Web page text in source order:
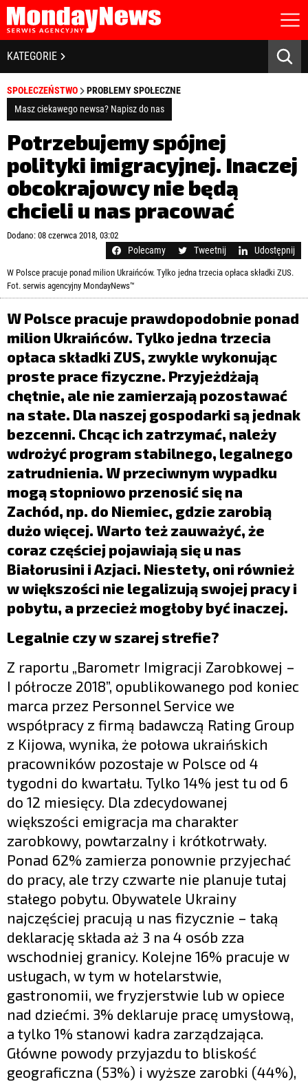
STRONA GŁÓWNA
O NAS
POLITYKA PRYWATNOŚCI
REGULAMIN
LICENCJA
REJESTRACJA
KONTAKT
Zapamiętaj mnie
Kliknij tutaj
KATEGORIE
BIZNES I GOSPODARKA
BANKOWOŚĆ I FINANSE
NOWE TECHNOLOGIE
SPOŁECZEŃSTWO
EDUKACJA
MEDIA
ZDROWIE I URODA
KULTURA
LIFESTYLE
OPINIE I KOMENTARZE
SPOŁECZEŃSTWO
PROBLEMY SPOŁECZNE
Masz ciekawego newsa? Napisz do nas
Potrzebujemy spójnej
polityki imigracyjnej. Inaczej
obcokrajowcy nie będą
chcieli u nas pracować
Dodano: 08 czerwca 2018, 03:02
Polecamy Tweetnij Udostępnij
W Polsce pracuje ponad milion Ukraińców. Tylko jedna trzecia opłaca składki ZUS.
Fot. serwis agencyjny MondayNews™
W Polsce pracuje prawdopodobnie ponad
milion Ukraińców. Tylko jedna trzecia
opłaca składki ZUS, zwykle wykonując
proste prace fizyczne. Przyjeżdżają
chętnie, ale nie zamierzają pozostawać
na stałe. Dla naszej gospodarki są jednak
bezcenni. Chcąc ich zatrzymać, należy
wdrożyć program stabilnego, legalnego
zatrudnienia. W przeciwnym wypadku
mogą stopniowo przenosić się na
Zachód, np. do Niemiec, gdzie zarobią
dużo więcej. Warto też zauważyć, że
coraz częściej pojawiają się u nas
Białorusini i Azjaci. Niestety, oni również
w większości nie legalizują swojej pracy i
pobytu, a przecież mogłoby być inaczej.
Legalnie czy w szarej strefie?
Z raportu „Barometr Imigracji Zarobkowej –
I półrocze 2018”, opublikowanego pod koniec
marca przez Personnel Service we
współpracy z firmą badawczą Rating Group
z Kijowa, wynika, że połowa ukraińskich
pracowników pozostaje w Polsce od 4
tygodni do kwartału. Tylko 14% jest tu od 6
do 12 miesięcy. Dla zdecydowanej
większości emigracja ma charakter
zarobkowy, powtarzalny i krótkotrwały.
Ponad 62% zamierza ponownie przyjechać
do pracy, ale trzy czwarte nie planuje tutaj
stałego pobytu. Obywatele Ukrainy
najczęściej pracują u nas fizycznie – taką
deklarację składa aż 3 na 4 osób zza
wschodniej granicy. Kolejne 16% pracuje w
usługach, w tym w hotelarstwie,
gastronomii, we fryzjerstwie lub w opiece
nad dziećmi. 3% deklaruje pracę umysłową,
a tylko 1% stanowi kadra zarządzająca.
Główne powody przyjazdu to bliskość
geograficzna (53%) i wyższe zarobki (44%),